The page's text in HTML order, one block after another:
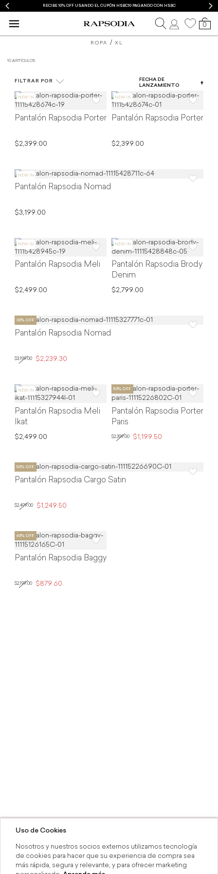
RECIBE 10% OFF USANDO EL CUPÓN HSBC10 PAGANDO CON HSBC
0
y
camisas
de
mujer
ROPA XL
10 ARTÍCULOS
FILTRAR POR
COLOR
TIPO DE PRODUCTO
TALLA
PRECIO
FECHA DE
LANZAMIENTO
Pantalón Rapsodia Porter
$2,399.00
Pantalón Rapsodia Porter
$2,399.00
Pantalón Rapsodia Nomad
$3,199.00
Pantalón Rapsodia Meli
$2,499.00
Pantalón Rapsodia Brody
Denim
$2,799.00
Pantalón Rapsodia Nomad
$3,199.00 $2,239.30
Pantalón Rapsodia Meli
Ikat
$2,499.00
Pantalón Rapsodia Porter
Paris
$2,399.00 $1,199.50
Pantalón Rapsodia Cargo Satin
$2,499.00 $1,249.50
Pantalón Rapsodia Baggy
$2,199.00 $879.60
Uso de Cookies
Nosotros y nuestros socios externos utilizamos tecnología
de cookies para hacer que su experiencia de compra sea
más rápida, segura y relevante, y para ofrecer marketing